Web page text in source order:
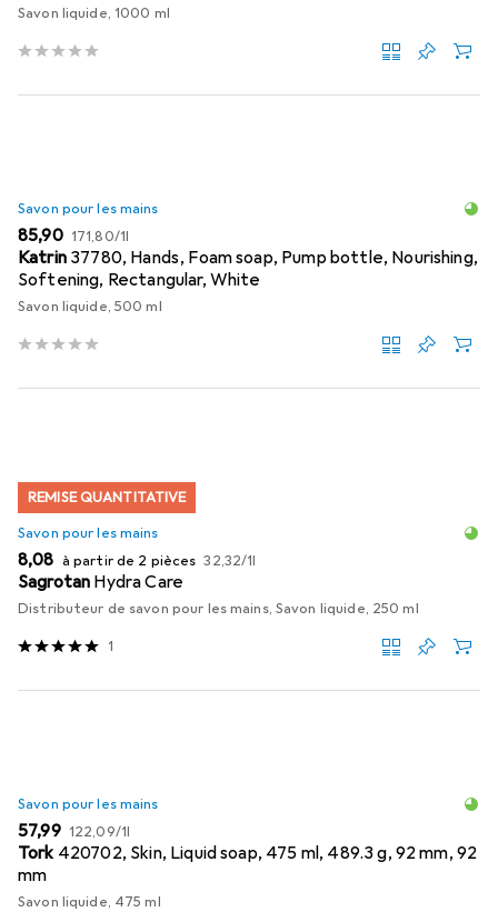
Savon liquide, 1000 ml
Savon pour les mains
EUR
85,90 EUR
171,80/1l
Katrin 37780, Hands, Foam soap, Pump bottle, Nourishing,
Softening, Rectangular, White
Savon liquide, 500 ml
REMISE QUANTITATIVE
Savon pour les mains
EUR
8,08 à partir de 2 pièces EUR
32,32/1l
Sagrotan Hydra Care
Distributeur de savon pour les mains, Savon liquide, 250 ml
1
Savon pour les mains
EUR
57,99 EUR
122,09/1l
Tork 420702, Skin, Liquid soap, 475 ml, 489.3 g, 92 mm, 92
mm
Savon liquide, 475 ml